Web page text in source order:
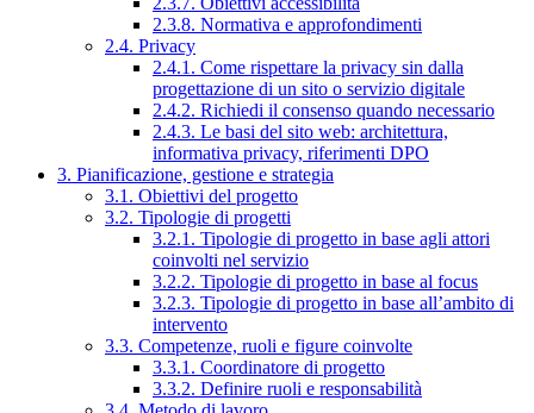
2.3.8. Normativa e approfondimenti
2.4. Privacy
2.4.1. Come rispettare la privacy sin dalla
progettazione di un sito o servizio digitale
2.4.2. Richiedi il consenso quando necessario
2.4.3. Le basi del sito web: architettura,
informativa privacy, riferimenti DPO
3. Pianificazione, gestione e strategia
3.1. Obiettivi del progetto
3.2. Tipologie di progetti
3.2.1. Tipologie di progetto in base agli attori
coinvolti nel servizio
3.2.2. Tipologie di progetto in base al focus
3.2.3. Tipologie di progetto in base all’ambito di
intervento
3.3. Competenze, ruoli e figure coinvolte
3.3.1. Coordinatore di progetto
3.3.2. Definire ruoli e responsabilità